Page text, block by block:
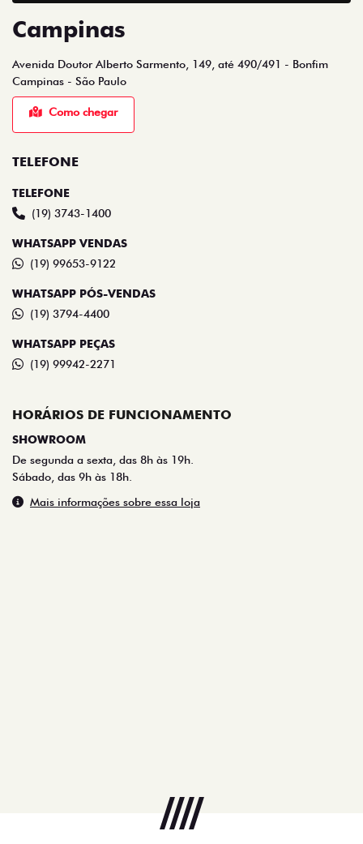
Campinas
Avenida Doutor Alberto Sarmento, 149, até 490/491 - Bonfim
Campinas - São Paulo
Como chegar
TELEFONE
TELEFONE
(19) 3743-1400
WHATSAPP VENDAS
(19) 99653-9122
WHATSAPP PÓS-VENDAS
(19) 3794-4400
WHATSAPP PEÇAS
(19) 99942-2271
HORÁRIOS DE FUNCIONAMENTO
SHOWROOM
De segunda a sexta, das 8h às 19h.
Sábado, das 9h às 18h.
Mais informações sobre essa loja